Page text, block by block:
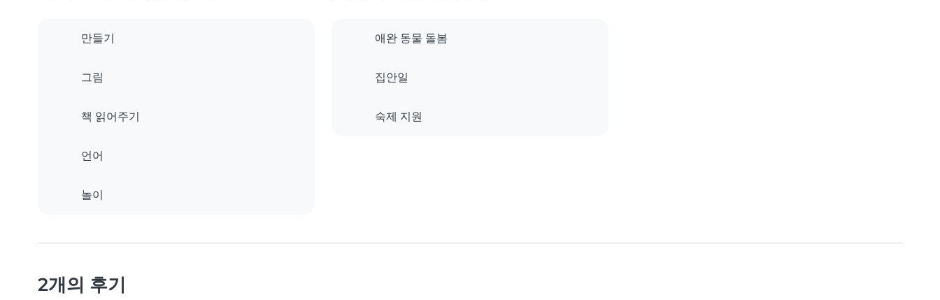
만들기
그림
책 읽어주기
언어
놀이
애완 동물 돌봄
집안일
숙제 지원
2개의 후기